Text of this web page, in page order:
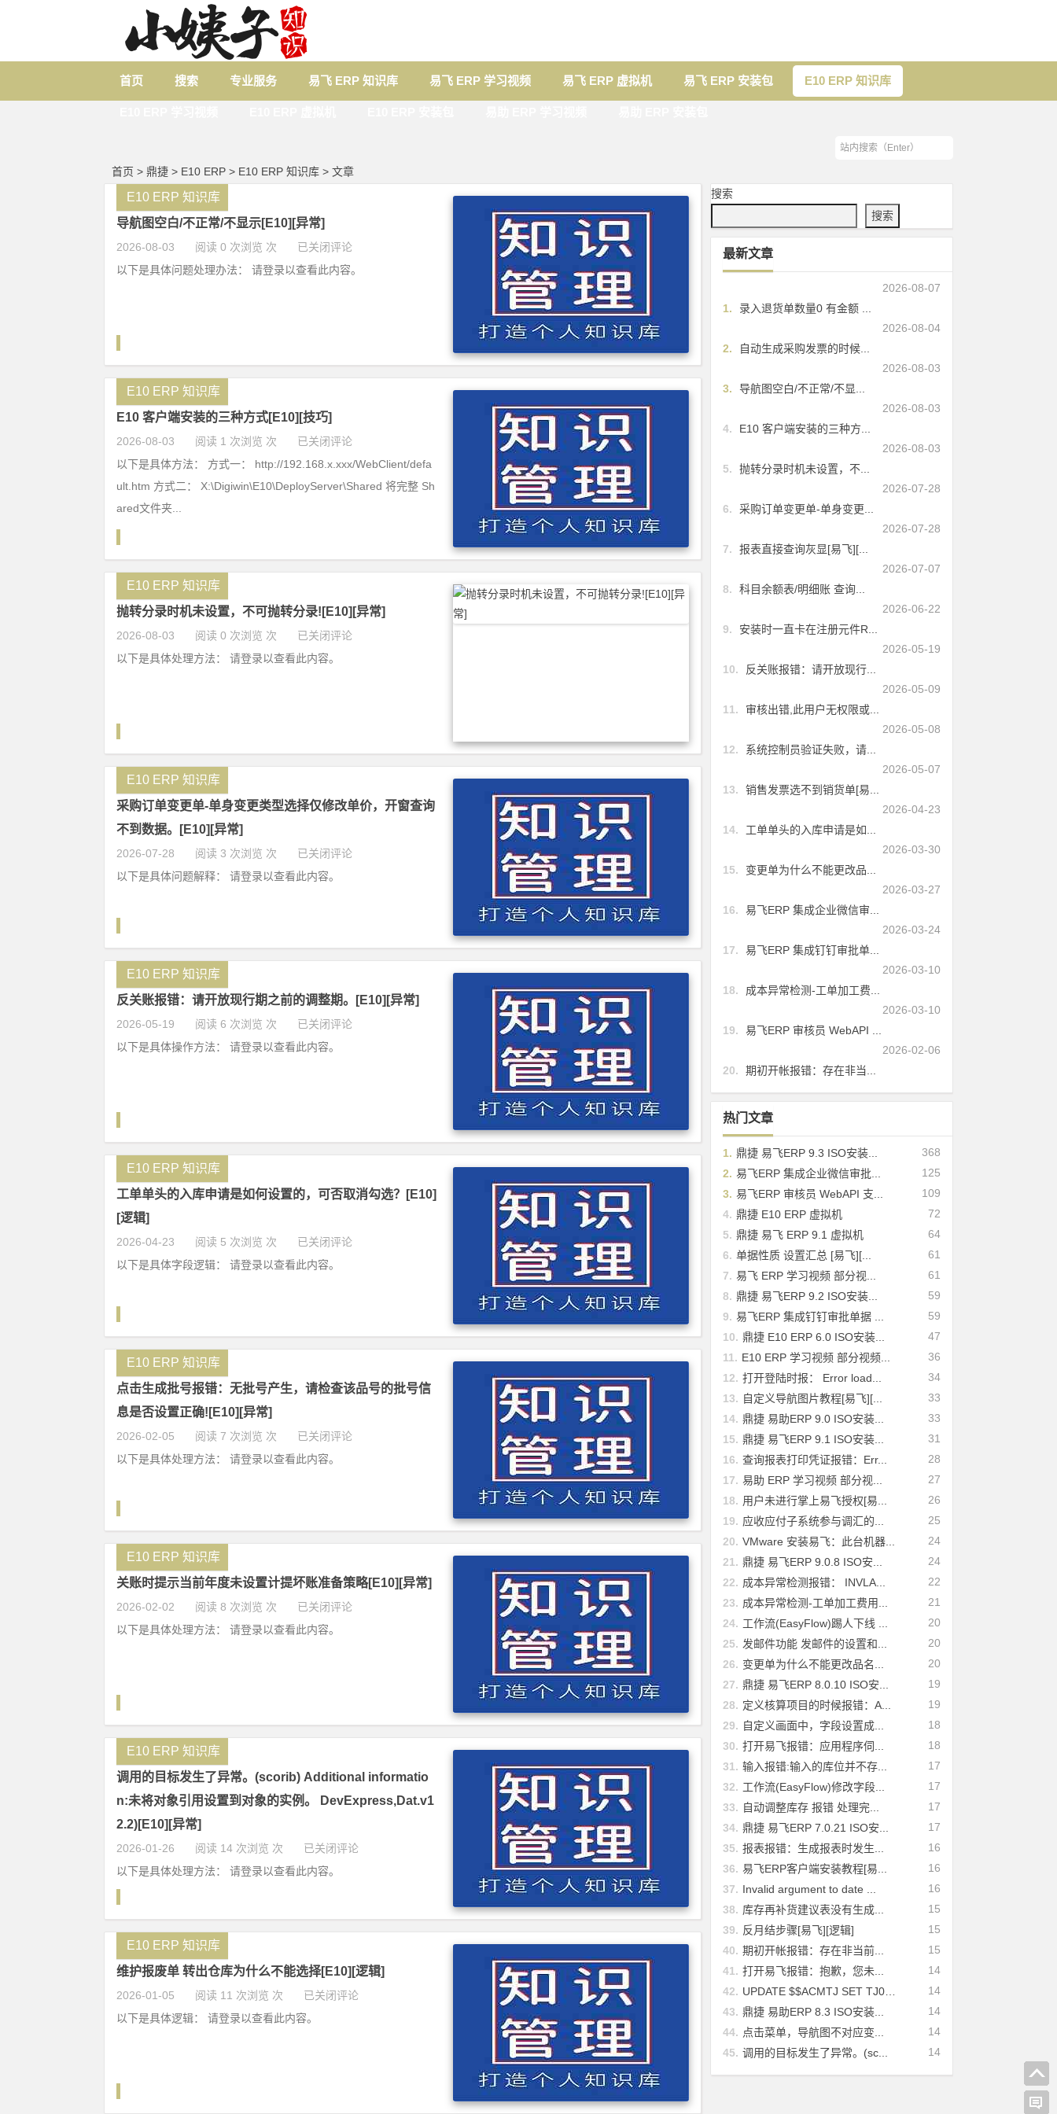
首页 搜索 专业服务 易飞 ERP 知识库 易飞 ERP 学习视频 易飞 ERP 虚拟机 易飞 ERP 安装包 E10 ERP 知识库
首页 > 鼎捷 > E10 ERP > E10 ERP 知识库 > 文章
导航图空白/不正常/不显示[E10][异常]
2026-08-03 阅读 0 次浏览 次 已关闭评论
E10 ERP 知识库
以下是具体问题处理办法： 请登录以查看此内容。
E10 客户端安装的三种方式[E10][技巧]
2026-08-03 阅读 1 次浏览 次 已关闭评论
E10 ERP 知识库
以下是具体方法： 方式一： http://192.168.x.xxx/WebClient/defa
ult.htm 方式二： X:\Digiwin\E10\DeployServer\Shared 将完整 Sh
ared文件夹...
抛转分录时机未设置，不可抛转分录![E10][异常]
2026-08-03 阅读 0 次浏览 次 已关闭评论
E10 ERP 知识库
以下是具体处理方法： 请登录以查看此内容。
采购订单变更单-单身变更类型选择仅修改单价，开窗查询
不到数据。[E10][异常]
2026-07-28 阅读 3 次浏览 次 已关闭评论
E10 ERP 知识库
以下是具体问题解释： 请登录以查看此内容。
反关账报错：请开放现行期之前的调整期。[E10][异常]
2026-05-19 阅读 6 次浏览 次 已关闭评论
E10 ERP 知识库
以下是具体操作方法： 请登录以查看此内容。
工单单头的入库申请是如何设置的，可否取消勾选？[E10]
[逻辑]
2026-04-23 阅读 5 次浏览 次 已关闭评论
E10 ERP 知识库
以下是具体字段逻辑： 请登录以查看此内容。
点击生成批号报错：无批号产生，请检查该品号的批号信
息是否设置正确![E10][异常]
2026-02-05 阅读 7 次浏览 次 已关闭评论
E10 ERP 知识库
以下是具体处理方法： 请登录以查看此内容。
关账时提示当前年度未设置计提坏账准备策略[E10][异常]
2026-02-02 阅读 8 次浏览 次 已关闭评论
E10 ERP 知识库
以下是具体处理方法： 请登录以查看此内容。
调用的目标发生了异常。(scorib) Additional informatio
n:未将对象引用设置到对象的实例。 DevExpress,Dat.v1
2.2)[E10][异常]
2026-01-26 阅读 14 次浏览 次 已关闭评论
E10 ERP 知识库
以下是具体处理方法： 请登录以查看此内容。
维护报废单 转出仓库为什么不能选择[E10][逻辑]
2026-01-05 阅读 11 次浏览 次 已关闭评论
E10 ERP 知识库
以下是具体逻辑： 请登录以查看此内容。
搜索
搜索
最新文章
2026-08-07
1.
录入退货单数量0 有金额 ...
2026-08-04
2.
自动生成采购发票的时候...
2026-08-03
3.
导航图空白/不正常/不显...
2026-08-03
4.
E10 客户端安装的三种方...
2026-08-03
5.
抛转分录时机未设置，不...
2026-07-28
6.
采购订单变更单-单身变更...
2026-07-28
7.
报表直接查询灰显[易飞][...
2026-07-07
8.
科目余额表/明细账 查询...
2026-06-22
9.
安装时一直卡在注册元件R...
2026-05-19
10.
反关账报错：请开放现行...
2026-05-09
11.
审核出错,此用户无权限或...
2026-05-08
12.
系统控制员验证失败，请...
2026-05-07
13.
销售发票选不到销货单[易...
2026-04-23
14.
工单单头的入库申请是如...
2026-03-30
15.
变更单为什么不能更改品...
2026-03-27
16.
易飞ERP 集成企业微信审...
2026-03-24
17.
易飞ERP 集成钉钉审批单...
2026-03-10
18.
成本异常检测-工单加工费...
2026-03-10
19.
易飞ERP 审核员 WebAPI ...
2026-02-06
20.
期初开帐报错：存在非当...
热门文章
368
1. 鼎捷 易飞ERP 9.3 ISO安装...
125
2. 易飞ERP 集成企业微信审批...
109
3. 易飞ERP 审核员 WebAPI 支...
72
4. 鼎捷 E10 ERP 虚拟机
64
5. 鼎捷 易飞 ERP 9.1 虚拟机
61
6. 单据性质 设置汇总 [易飞][...
61
7. 易飞 ERP 学习视频 部分视...
59
8. 鼎捷 易飞ERP 9.2 ISO安装...
59
9. 易飞ERP 集成钉钉审批单据 ...
47
10. 鼎捷 E10 ERP 6.0 ISO安装...
36
11. E10 ERP 学习视频 部分视频...
34
12. 打开登陆时报： Error load...
33
13. 自定义导航图片教程[易飞][...
33
14. 鼎捷 易助ERP 9.0 ISO安装...
31
15. 鼎捷 易飞ERP 9.1 ISO安装...
28
16. 查询报表打印凭证报错：Err...
27
17. 易助 ERP 学习视频 部分视...
26
18. 用户未进行掌上易飞授权[易...
25
19. 应收应付子系统参与调汇的...
24
20. VMware 安装易飞：此台机器...
24
21. 鼎捷 易飞ERP 9.0.8 ISO安...
22
22. 成本异常检测报错： INVLA...
21
23. 成本异常检测-工单加工费用...
20
24. 工作流(EasyFlow)踢人下线 ...
20
25. 发邮件功能 发邮件的设置和...
20
26. 变更单为什么不能更改品名...
19
27. 鼎捷 易飞ERP 8.0.10 ISO安...
19
28. 定义核算项目的时候报错：A...
18
29. 自定义画面中，字段设置成...
18
30. 打开易飞报错：应用程序伺...
17
31. 输入报错:输入的库位并不存...
17
32. 工作流(EasyFlow)修改字段...
17
33. 自动调整库存 报错 处理完...
17
34. 鼎捷 易飞ERP 7.0.21 ISO安...
16
35. 报表报错：生成报表时发生...
16
36. 易飞ERP客户端安装教程[易...
16
37. Invalid argument to date ...
15
38. 库存再补货建议表没有生成...
15
39. 反月结步骤[易飞][逻辑]
15
40. 期初开帐报错：存在非当前...
14
41. 打开易飞报错：抱歉，您未...
14
42. UPDATE $$ACMTJ SET TJ011=...
14
43. 鼎捷 易助ERP 8.3 ISO安装...
14
44. 点击菜单，导航图不对应变...
14
45. 调用的目标发生了异常。(sc...